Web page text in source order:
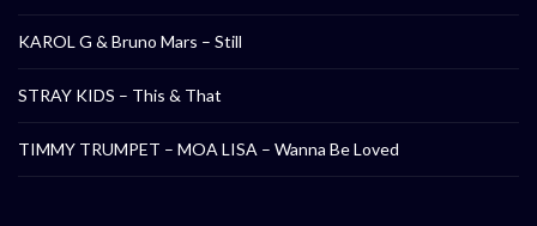
KAROL G & Bruno Mars – Still
STRAY KIDS – This & That
TIMMY TRUMPET – MOA LISA – Wanna Be Loved